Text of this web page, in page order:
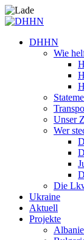
DHHN
Wie
Unser
Wer
Die
Ukraine
Aktuell
Projekte